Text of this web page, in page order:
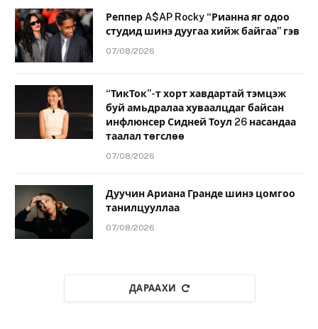
Реппер A$AP Rocky “Рианна яг одоо
студид шинэ дуугаа хийж байгаа” гэв
07/08/2026
“ТикТок”-т хорт хавдартай тэмцэж
буй амьдралаа хуваалцдаг байсан
инфлюнсер Сидней Тоул 26 насандаа
таалал төгслөө
07/08/2026
Дуучин Ариана Гранде шинэ цомгоо
танилцууллаа
07/08/2026
ДАРААХИ